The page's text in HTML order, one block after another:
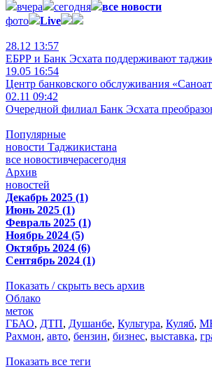
вчера
сегодня
все новости
фото
Live
28.12 13:57
ЕБРР и Банк Эсхата поддерживают
19.05 16:54
Центр банковского обслуживания
02.11 09:42
Очередной филиал Банк Эсхата
Популярные
новости Таджикистана
все новостивчерасегодня
Архив
новостей
Декабрь 2025 (1)
Июнь 2025 (1)
Февраль 2025 (1)
Ноябрь 2024 (5)
Октябрь 2024 (6)
Сентябрь 2024 (1)
Показать / скрыть весь архив
Облако
меток
ГБАО, ДТП, Душанбе, Культура, Куляб,
Рахмон, авто, бензин, бизнес, выставка,
Показать все теги